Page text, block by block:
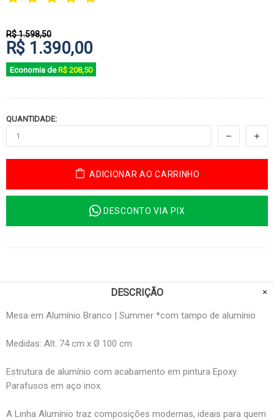
R$ 1.598,50
R$ 1.390,00
Economia de R$ 208,50
QUANTIDADE:
ADICIONAR AO CARRINHO
DESCONTO VIA PIX
DESCRIÇÃO
Mesa em Alumínio Branco | Summer *com tampo de alumínio
Medidas: Alt. 74 cm x Ø 100 cm
Estrutura de alumínio com acabamento em pintura Epoxy.
Parafusos em aço inox.
A Linha Alumínio traz composições modernas, ideais para quem